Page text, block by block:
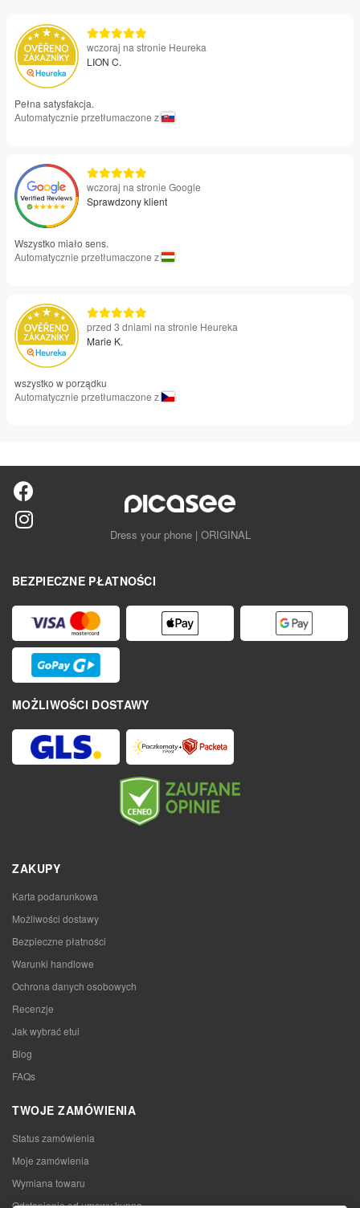
wczoraj na stronie Heureka
LION C.
Pełna satysfakcja.
Automatycznie przetłumaczone z
wczoraj na stronie Google
Sprawdzony klient
Wszystko miało sens.
Automatycznie przetłumaczone z
przed 3 dniami na stronie Heureka
Marie K.
wszystko w porządku
Automatycznie przetłumaczone z
Dress your phone | ORIGINAL
BEZPIECZNE PŁATNOŚCI
MOŻLIWOŚCI DOSTAWY
ZAKUPY
Karta podarunkowa
Możliwości dostawy
Bezpieczne płatności
Warunki handlowe
Ochrona danych osobowych
Recenzje
Jak wybrać etui
Blog
FAQs
TWOJE ZAMÓWIENIA
Status zamówienia
Moje zamówienia
Wymiana towaru
Odstąpienie od umowy kupna